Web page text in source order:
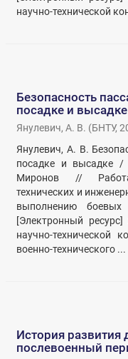
научно-технической
Безопасность
посадке и высадке
Янулевич, А. В. (БНТУ,
Янулевич, А. В.
посадке и высадке
Миронов //
технических и
выполнению
[Электронный
научно-технической
военно-технического ...
История развития
послевоенный